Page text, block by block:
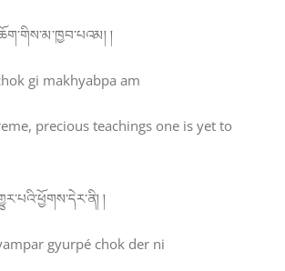
།
gi makhyabpa am
precious teachings one is yet to
།
gyurpé chok der ni